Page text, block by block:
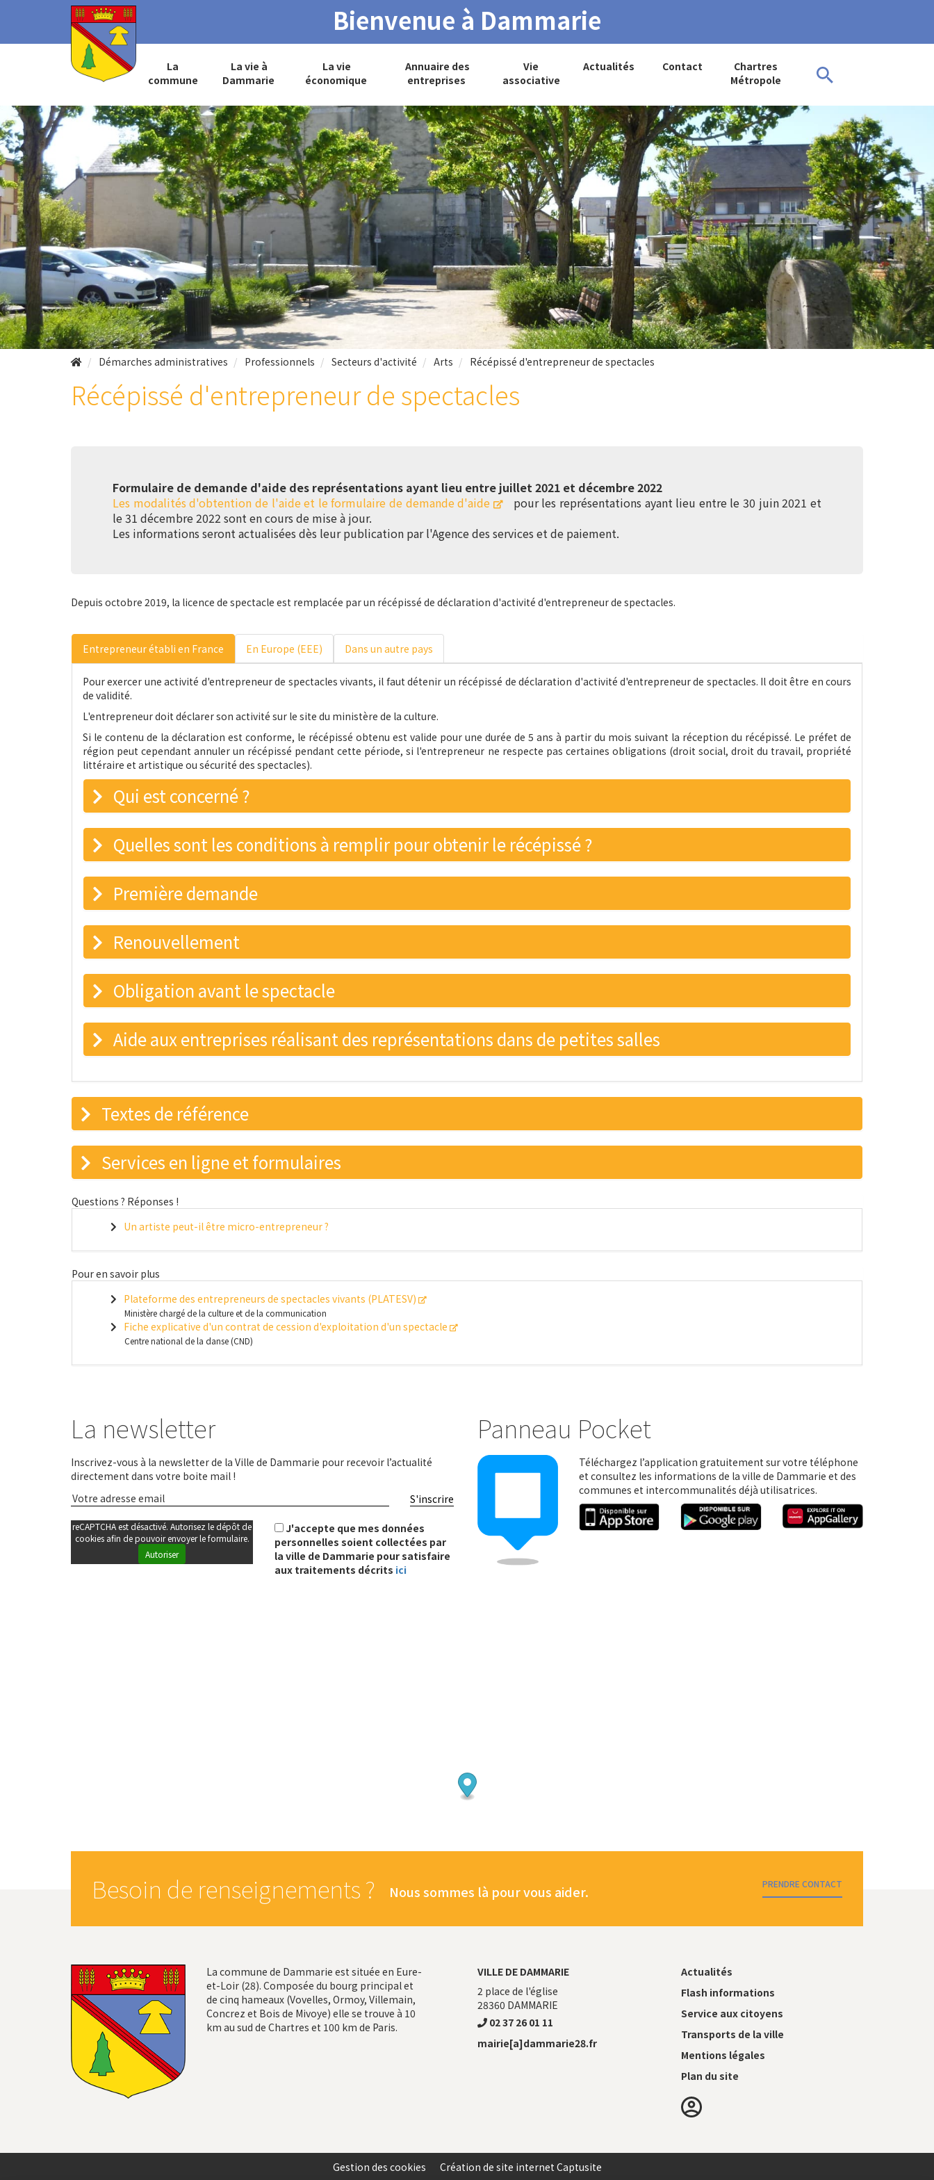
Bienvenue à Dammarie
La
commune
La vie à
Dammarie
La vie
économique
Annuaire des
entreprises
Vie
associative
Actualités Contact
Chartres
Métropole
Démarches administratives Professionnels Secteurs d'activité Arts Récépissé d'entrepreneur de spectacles
Récépissé d'entrepreneur de spectacles
Formulaire de demande d'aide des représentations ayant lieu entre juillet 2021 et décembre 2022
Les modalités d'obtention de l'aide et le formulaire de demande d'aide
pour les représentations ayant lieu entre le 30 juin 2021 et
le 31 décembre 2022 sont en cours de mise à jour.
Les informations seront actualisées dès leur publication par l'Agence des services et de paiement.
Depuis octobre 2019, la licence de spectacle est remplacée par un récépissé de déclaration d'activité d'entrepreneur de spectacles.
Entrepreneur établi en France En Europe (EEE) Dans un autre pays
Pour exercer une activité d'entrepreneur de spectacles vivants, il faut détenir un récépissé de déclaration d'activité d'entrepreneur de spectacles. Il doit être en cours
de validité.
L'entrepreneur doit déclarer son activité sur le site du ministère de la culture.
Si le contenu de la déclaration est conforme, le récépissé obtenu est valide pour une durée de 5 ans à partir du mois suivant la réception du récépissé. Le préfet de
région peut cependant annuler un récépissé pendant cette période, si l'entrepreneur ne respecte pas certaines obligations (droit social, droit du travail, propriété
littéraire et artistique ou sécurité des spectacles).
Qui est concerné ?
Quelles sont les conditions à remplir pour obtenir le récépissé ?
Première demande
Renouvellement
Obligation avant le spectacle
Aide aux entreprises réalisant des représentations dans de petites salles
Textes de référence
Services en ligne et formulaires
Questions ? Réponses !
Un artiste peut-il être micro-entrepreneur ?
Pour en savoir plus
Plateforme des entrepreneurs de spectacles vivants (PLATESV)
Ministère chargé de la culture et de la communication
Fiche explicative d'un contrat de cession d'exploitation d'un spectacle
Centre national de la danse (CND)
La newsletter
Inscrivez-vous à la newsletter de la Ville de Dammarie pour recevoir l’actualité
directement dans votre boite mail !
S'inscrire
reCAPTCHA est désactivé. Autorisez le dépôt de
cookies afin de pouvoir envoyer le formulaire.
Autoriser
J'accepte que mes données
personnelles soient collectées par
la ville de Dammarie pour satisfaire
aux traitements décrits ici
Panneau Pocket
Téléchargez l’application gratuitement sur votre téléphone
et consultez les informations de la ville de Dammarie et des
communes et intercommunalités déjà utilisatrices.
Besoin de renseignements ? Nous sommes là pour vous aider. PRENDRE CONTACT
La commune de Dammarie est située en Eure-
et-Loir (28). Composée du bourg principal et
de cinq hameaux (Vovelles, Ormoy, Villemain,
Concrez et Bois de Mivoye) elle se trouve à 10
km au sud de Chartres et 100 km de Paris.
VILLE DE DAMMARIE
2 place de l'église
28360 DAMMARIE
02 37 26 01 11
mairie[a]dammarie28.fr
Actualités
Flash informations
Service aux citoyens
Transports de la ville
Mentions légales
Plan du site
Gestion des cookies Création de site internet Captusite